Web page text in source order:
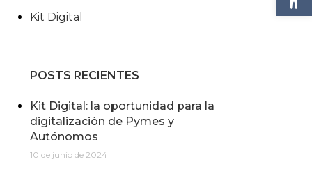
Kit Digital
POSTS RECIENTES
Kit Digital: la oportunidad para la
digitalización de Pymes y
Autónomos
10 de junio de 2024